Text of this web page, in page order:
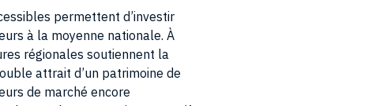
à la moyenne nationale. À
régionales soutiennent la
attrait d’un patrimoine de
de marché encore
en Malraux, constitue un actif